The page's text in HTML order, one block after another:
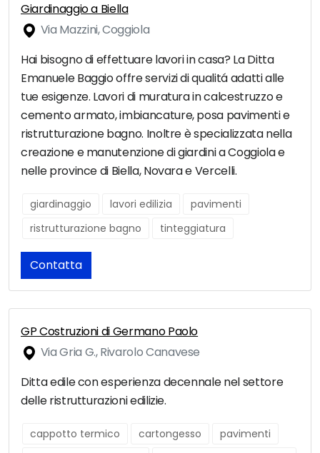
Giardinaggio a Biella
Via Mazzini, Coggiola
Hai bisogno di effettuare lavori in casa? La Ditta
Emanuele Baggio offre servizi di qualitá adatti alle
tue esigenze. Lavori di muratura in calcestruzzo e
cemento armato, imbiancature, posa pavimenti e
ristrutturazione bagno. Inoltre è specializzata nella
creazione e manutenzione di giardini a Coggiola e
nelle province di Biella, Novara e Vercelli.
giardinaggio lavori edilizia
pavimenti
ristrutturazione bagno
tinteggiatura
Contatta
GP Costruzioni di Germano Paolo
Via Gria G., Rivarolo Canavese
Ditta edile con esperienza decennale nel settore
delle ristrutturazioni edilizie.
cappotto termico cartongesso
pavimenti